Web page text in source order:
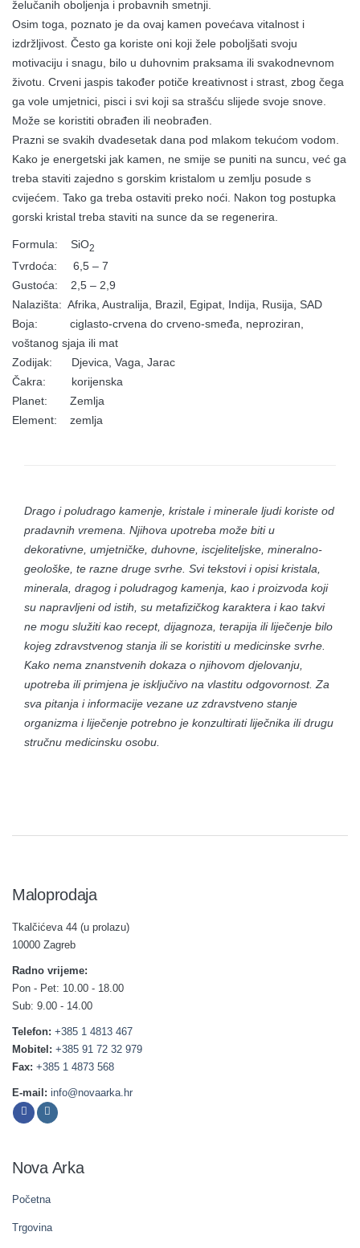
želučanih oboljenja i probavnih smetnji.
Osim toga, poznato je da ovaj kamen povećava vitalnost i
izdržljivost. Često ga koriste oni koji žele poboljšati svoju
motivaciju i snagu, bilo u duhovnim praksama ili svakodnevnom
životu. Crveni jaspis također potiče kreativnost i strast, zbog čega
ga vole umjetnici, pisci i svi koji sa strašću slijede svoje snove.
Može se koristiti obrađen ili neobrađen.
Prazni se svakih dvadesetak dana pod mlakom tekućom vodom.
Kako je energetski jak kamen, ne smije se puniti na suncu, već ga
treba staviti zajedno s gorskim kristalom u zemlju posude s
cvijećem. Tako ga treba ostaviti preko noći. Nakon tog postupka
gorski kristal treba staviti na sunce da se regenerira.
Formula: SiO2
Tvrdoća: 6,5 – 7
Gustoća: 2,5 – 2,9
Nalazišta: Afrika, Australija, Brazil, Egipat, Indija, Rusija, SAD
Boja: ciglasto-crvena do crveno-smeđa, neproziran,
voštanog sjaja ili mat
Zodijak: Djevica, Vaga, Jarac
Čakra: korijenska
Planet: Zemlja
Element: zemlja
Drago i poludrago kamenje, kristale i minerale ljudi koriste od
pradavnih vremena. Njihova upotreba može biti u
dekorativne, umjetničke, duhovne, iscjeliteljske, mineralno-
geološke, te razne druge svrhe. Svi tekstovi i opisi kristala,
minerala, dragog i poludragog kamenja, kao i proizvoda koji
su napravljeni od istih, su metafizičkog karaktera i kao takvi
ne mogu služiti kao recept, dijagnoza, terapija ili liječenje bilo
kojeg zdravstvenog stanja ili se koristiti u medicinske svrhe.
Kako nema znanstvenih dokaza o njihovom djelovanju,
upotreba ili primjena je isključivo na vlastitu odgovornost. Za
sva pitanja i informacije vezane uz zdravstveno stanje
organizma i liječenje potrebno je konzultirati liječnika ili drugu
stručnu medicinsku osobu.
Maloprodaja
Tkalčićeva 44 (u prolazu)
10000 Zagreb
Radno vrijeme:
Pon - Pet: 10.00 - 18.00
Sub: 9.00 - 14.00
Telefon: +385 1 4813 467
Mobitel: +385 91 72 32 979
Fax: +385 1 4873 568
E-mail: info@novaarka.hr
Nova Arka
Početna
Trgovina